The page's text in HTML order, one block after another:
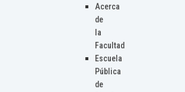
Acerca
de
la
Facultad
Escuela
Pública
de